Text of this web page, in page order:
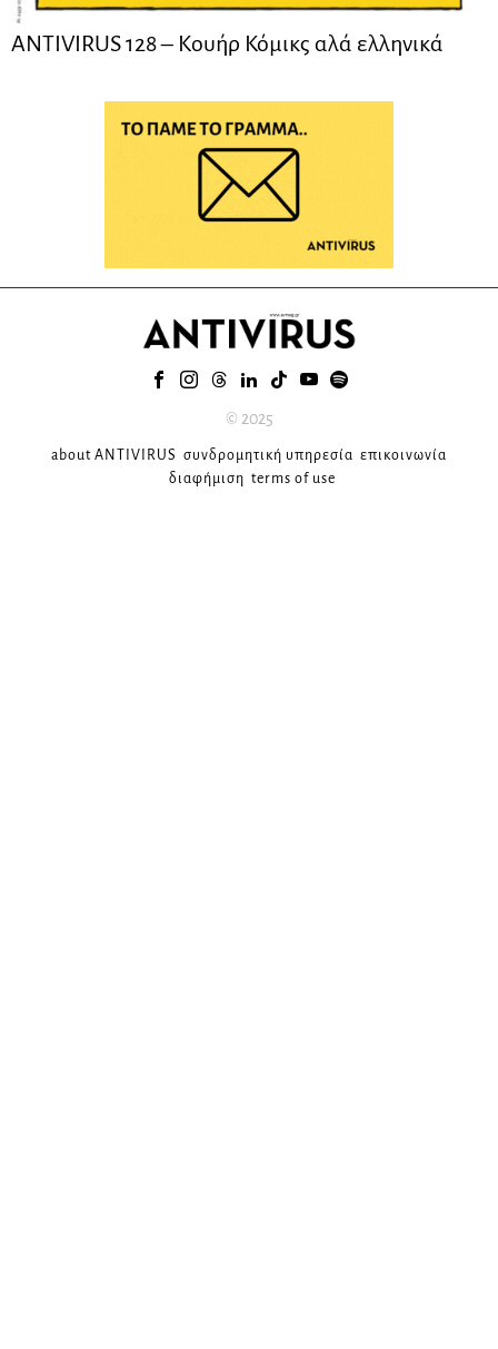
ANTIVIRUS 128 – Kουήρ Κόμικς αλά ελληνικά
© 2025
about ANTIVIRUS συνδρομητική υπηρεσία επικοινωνία
διαφήμιση terms of use